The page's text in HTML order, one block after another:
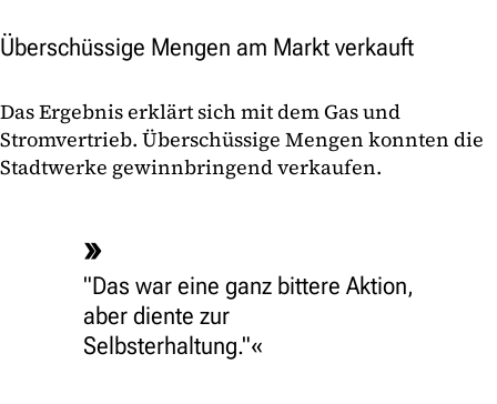
Überschüssige Mengen am Markt verkauft
Das Ergebnis erklärt sich mit dem Gas und
Stromvertrieb. Überschüssige Mengen konnten die
Stadtwerke gewinnbringend verkaufen.
"Das war eine ganz bittere Aktion,
aber diente zur
Selbsterhaltung."